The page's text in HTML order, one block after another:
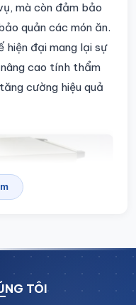
mà còn đảm bảo
quản các món ăn.
đại mang lại sự
cao tính thẩm
cường hiệu quả
TÔI